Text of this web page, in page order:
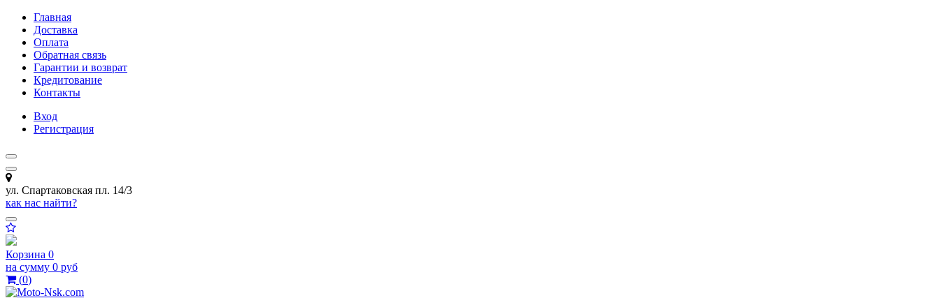
Главная
Доставка
Оплата
Обратная связь
Гарантии и возврат
Кредитование
Контакты
Вход
Регистрация
ул. Спартаковская пл. 14/3
как нас найти?
Корзина 0
на сумму 0 руб
(0)